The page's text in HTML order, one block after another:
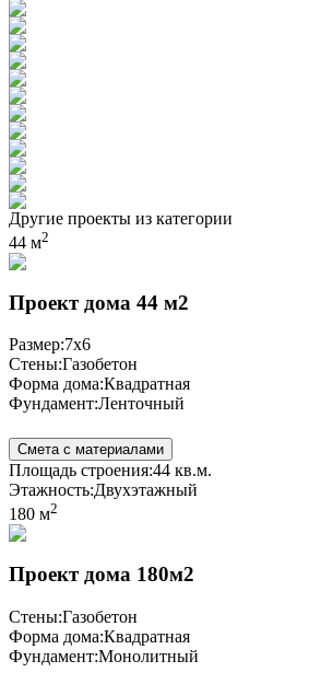
Другие проекты из категории
44 м2
Проект дома 44 м2
Размер:7x6
Стены:Газобетон
Форма дома:Квадратная
Фундамент:Ленточный
Смета с материалами
Площадь строения:44 кв.м.
Этажность:Двухэтажный
180 м2
Проект дома 180м2
Стены:Газобетон
Форма дома:Квадратная
Фундамент:Монолитный